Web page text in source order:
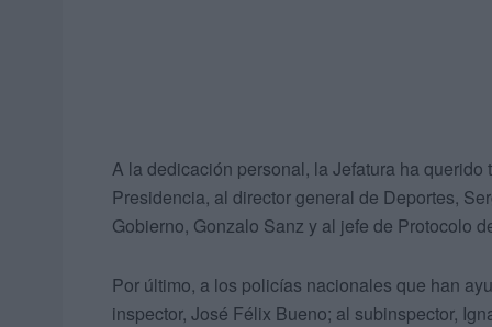
A la dedicación personal, la Jefatura ha
Presidencia, al director general de Deportes,
Gobierno, Gonzalo Sanz y al jefe de Protocolo
Por último, a los policías nacionales que han
inspector, José Félix Bueno; al subinspector,